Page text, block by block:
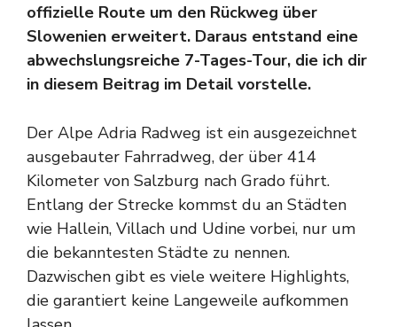
offizielle Route um den Rückweg über
Slowenien erweitert. Daraus entstand eine
abwechslungsreiche 7-Tages-Tour, die ich dir
in diesem Beitrag im Detail vorstelle.
Der Alpe Adria Radweg ist ein ausgezeichnet
ausgebauter Fahrradweg, der über 414
Kilometer von Salzburg nach Grado führt.
Entlang der Strecke kommst du an Städten
wie Hallein, Villach und Udine vorbei, nur um
die bekanntesten Städte zu nennen.
Dazwischen gibt es viele weitere Highlights,
die garantiert keine Langeweile aufkommen